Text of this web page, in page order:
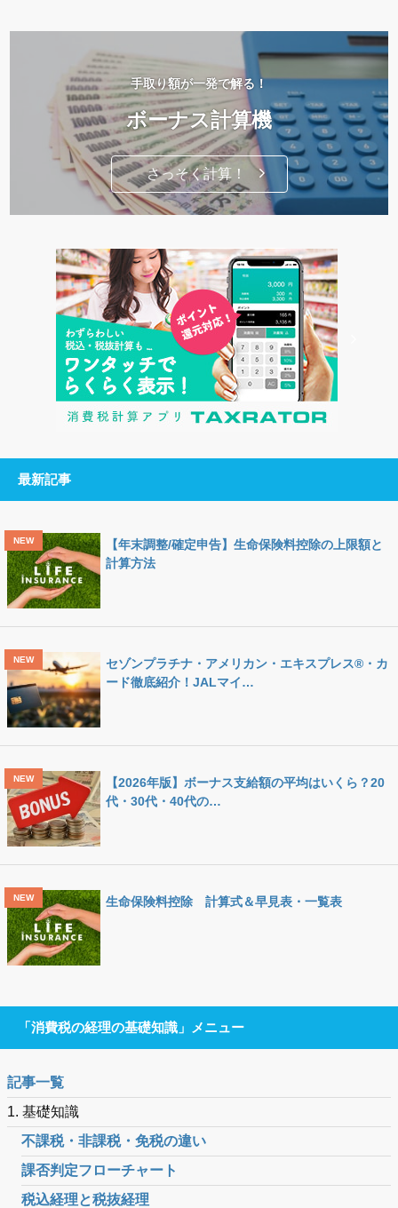
手取り額が一発で解る！
ボーナス計算機
さっそく計算！
最新記事
【年末調整/確定申告】生命保険料控除の上限額と
計算方法
セゾンプラチナ・アメリカン・エキスプレス®・カ
ード徹底紹介！JALマイ…
【2026年版】ボーナス支給額の平均はいくら？20
代・30代・40代の…
生命保険料控除 計算式＆早見表・一覧表
「消費税の経理の基礎知識」メニュー
記事一覧
1. 基礎知識
不課税・非課税・免税の違い
課否判定フローチャート
税込経理と税抜経理